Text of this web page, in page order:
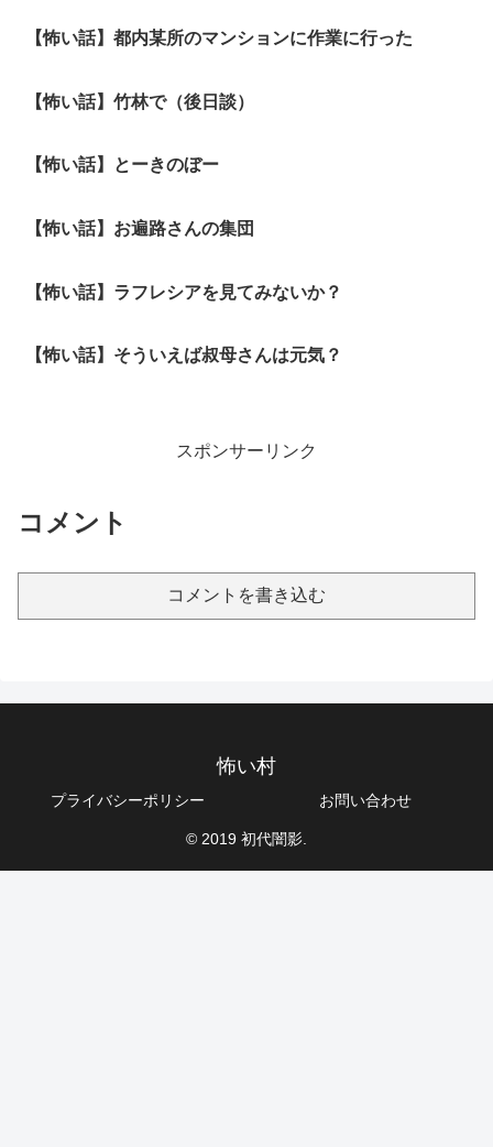
【怖い話】都内某所のマンションに作業に行った
【怖い話】竹林で（後日談）
【怖い話】とーきのぼー
【怖い話】お遍路さんの集団
【怖い話】ラフレシアを見てみないか？
【怖い話】そういえば叔母さんは元気？
スポンサーリンク
コメント
コメントを書き込む
怖い村
プライバシーポリシー お問い合わせ
© 2019 初代闇影.